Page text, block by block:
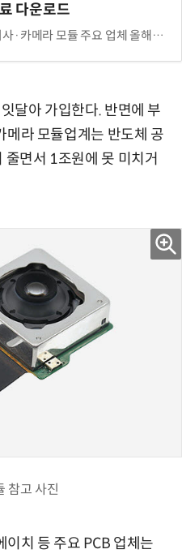
다운로드
라 모듈 주요 업체 올해 연 매출 예상치
달아 가입한다. 반면에 부
메라 모듈업계는 반도체 공
면서 1조원에 못 미치거
참고 사진
이치 등 주요 PCB 업체는